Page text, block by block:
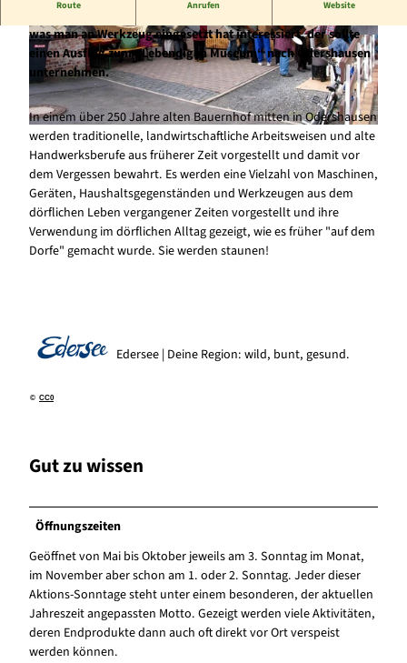
© Staatsbad Bad Wildungen | CC-BY-SA
© Staatsbad Bad Wildungen |CC-BY-SA © Staatsbad Bad Wildungen | CC-BY-SA
Route Anrufen Website
was man an Werkzeug eingesetzt hat interessiert, der sollte
einen Ausflug zum „Lebendigen Museum“ nach Odershausen
unternehmen.
In einem über 250 Jahre alten Bauernhof mitten in Odershausen
werden traditionelle, landwirtschaftliche Arbeitsweisen und alte
Handwerksberufe aus früherer Zeit vorgestellt und damit vor
dem Vergessen bewahrt. Es werden eine Vielzahl von Maschinen,
Geräten, Haushaltsgegenständen und Werkzeugen aus dem
dörflichen Leben vergangener Zeiten vorgestellt und ihre
Verwendung im dörflichen Alltag gezeigt, wie es früher "auf dem
Dorfe" gemacht wurde. Sie werden staunen!
© CC0
Edersee | Deine Region: wild, bunt, gesund.
Gut zu wissen
Öffnungszeiten
Geöffnet von Mai bis Oktober jeweils am 3. Sonntag im Monat,
im November aber schon am 1. oder 2. Sonntag. Jeder dieser
Aktions-Sonntage steht unter einem besonderen, der aktuellen
Jahreszeit angepassten Motto. Gezeigt werden viele Aktivitäten,
deren Endprodukte dann auch oft direkt vor Ort verspeist
werden können.